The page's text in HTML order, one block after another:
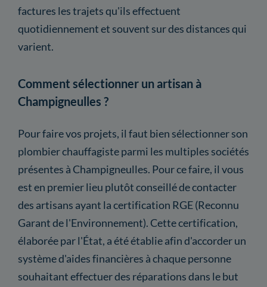
factures les trajets qu'ils effectuent
quotidiennement et souvent sur des distances qui
varient.
Comment sélectionner un artisan à
Champigneulles ?
Pour faire vos projets, il faut bien sélectionner son
plombier chauffagiste parmi les multiples sociétés
présentes à Champigneulles. Pour ce faire, il vous
est en premier lieu plutôt conseillé de contacter
des artisans ayant la certification RGE (Reconnu
Garant de l'Environnement). Cette certification,
élaborée par l'État, a été établie afin d'accorder un
système d'aides financières à chaque personne
souhaitant effectuer des réparations dans le but